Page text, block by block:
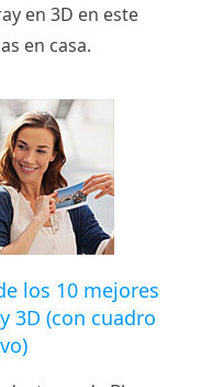
en 3D en este
en casa.
los 10 mejores
3D (con cuadro